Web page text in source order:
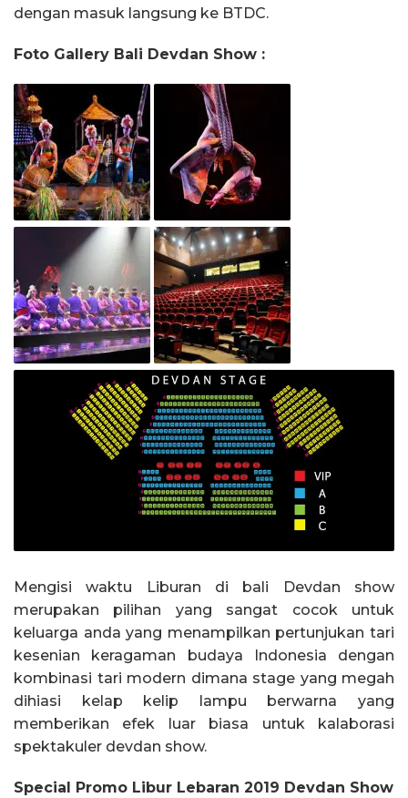
dengan masuk langsung ke BTDC.
Foto Gallery Bali Devdan Show :
Mengisi waktu Liburan di bali Devdan show
merupakan pilihan yang sangat cocok untuk
keluarga anda yang menampilkan pertunjukan tari
kesenian keragaman budaya Indonesia dengan
kombinasi tari modern dimana stage yang megah
dihiasi kelap kelip lampu berwarna yang
memberikan efek luar biasa untuk kalaborasi
spektakuler devdan show.
Special Promo Libur Lebaran 2019 Devdan Show